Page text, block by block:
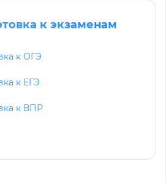
к экзаменам
к ОГЭ
к ЕГЭ
к ВПР